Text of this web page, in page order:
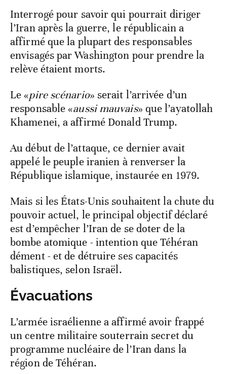
Interrogé pour savoir qui pourrait diriger
l’Iran après la guerre, le républicain a
affirmé que la plupart des responsables
envisagés par Washington pour prendre la
relève étaient morts.
Le «pire scénario» serait l’arrivée d’un
responsable «aussi mauvais» que l’ayatollah
Khamenei, a affirmé Donald Trump.
Au début de l’attaque, ce dernier avait
appelé le peuple iranien à renverser la
République islamique, instaurée en 1979.
Mais si les États-Unis souhaitent la chute du
pouvoir actuel, le principal objectif déclaré
est d’empêcher l’Iran de se doter de la
bombe atomique - intention que Téhéran
dément - et de détruire ses capacités
balistiques, selon Israël.
Évacuations
L’armée israélienne a affirmé avoir frappé
un centre militaire souterrain secret du
programme nucléaire de l’Iran dans la
région de Téhéran.